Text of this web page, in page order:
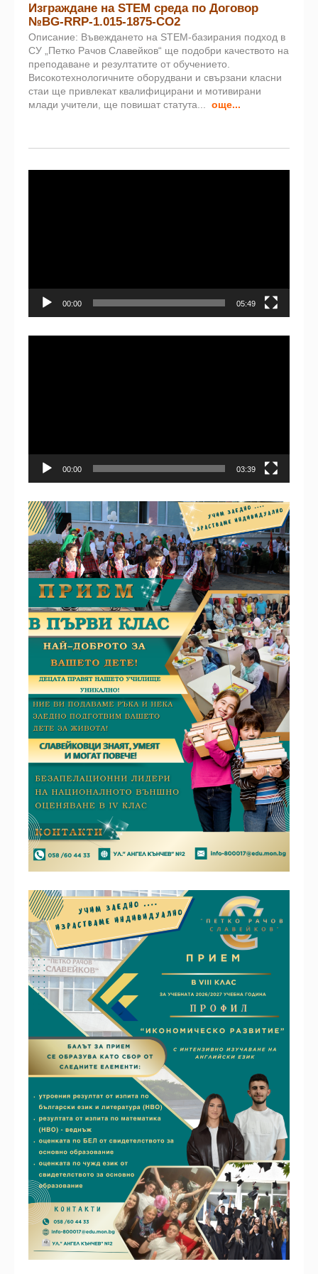
Изграждане на STEM среда по Договор
№BG-RRP-1.015-1875-CO2
Описание: Въвеждането на STEM-базирания подход в
СУ „Петко Рачов Славейков“ ще подобри качеството на
преподаване и резултатите от обучението.
Високотехнологичните оборудвани и свързани класни
стаи ще привлекат квалифицирани и мотивирани
млади учители, ще повишат статута...
още...
00:00 05:49
00:00 03:39